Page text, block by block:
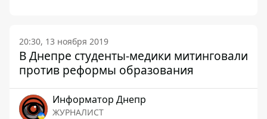
20:30, 13 ноября 2019
В Днепре студенты-медики митинговали
против реформы образования
Информатор Днепр
ЖУРНАЛИСТ